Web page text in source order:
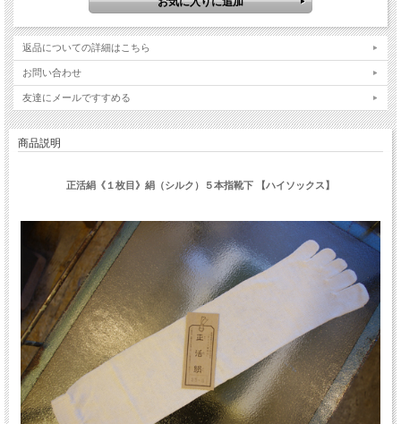
返品についての詳細はこちら
お問い合わせ
友達にメールですすめる
商品説明
正活絹《１枚目》絹（シルク）５本指靴下 【ハイソックス】